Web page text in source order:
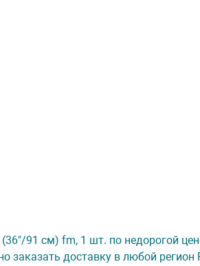
91 см) fm, 1 шт. по недорогой
заказать доставку в любой